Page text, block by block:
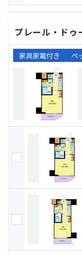
プレール・ドゥ
家具家電付き ペ